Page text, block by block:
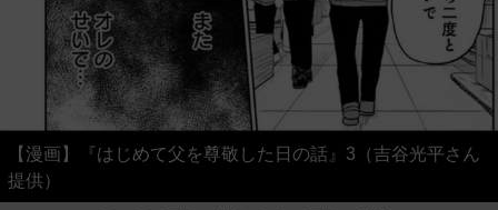
【漫画】『はじめて父を尊敬した日の話』3（吉谷光平さん
提供）